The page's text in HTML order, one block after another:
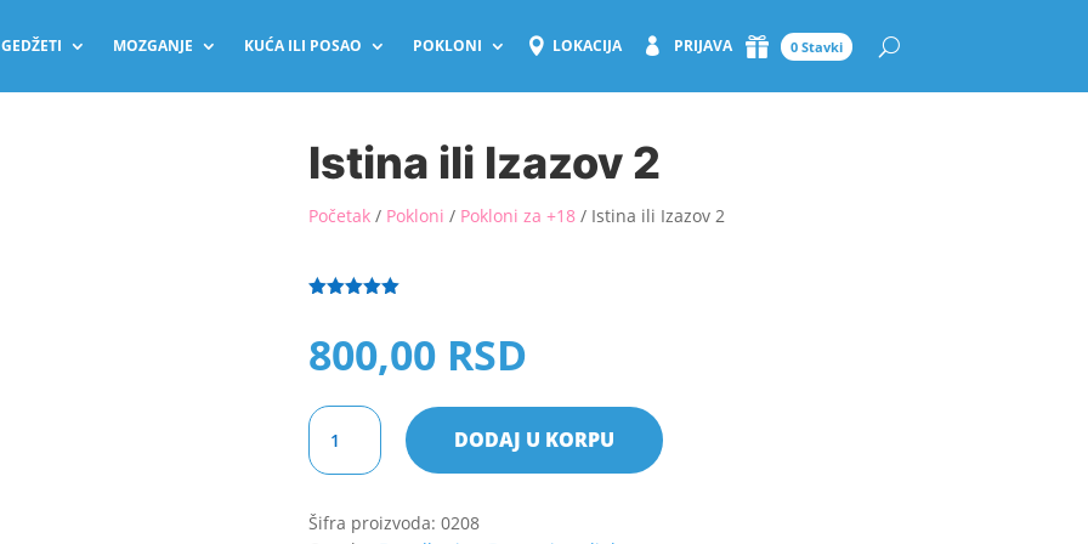
GEDŽETI MOZGANJE KUĆA ILI POSAO POKLONI LOKACIJA PRIJAVA 0 Stavki
Istina ili Izazov 2
Početak/ Pokloni / Pokloni za +18/ Istina ili Izazov 2
na osnovu
ocene kupca
800,00 RSD
Istina
Izazov
količina
DODAJ U KORPU
Šifra proizvoda: 0208